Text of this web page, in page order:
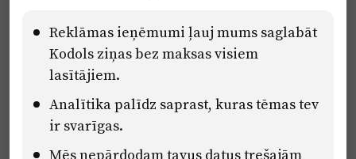
Pārredzamības paziņojumi
Eiropas Savienības Atveseļošanas un noturības mehānisma plāna
2.2. reformu un investīciju virziena “Uzņēmumu digitālā
transformācija un inovācijas” 2.2.1.5.i. investīcijas “Mediju nozares
uzņēmumu digitālās transformācijas veicināšana” pasākuma
“Mācības mediju nozares speciālistu digitālās kompetences un
Reklāmas ieņēmumi ļauj mums saglabāt
Kodols ziņas bez maksas visiem
lasītājiem.
Analītika palīdz saprast, kuras tēmas tev
ir svarīgas.
Mēs nepārdodam tavus datus trešajām